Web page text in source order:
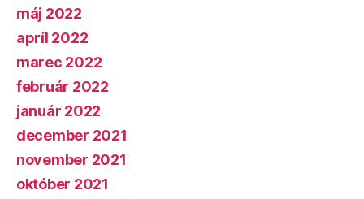
máj 2022
apríl 2022
marec 2022
február 2022
január 2022
december 2021
november 2021
október 2021